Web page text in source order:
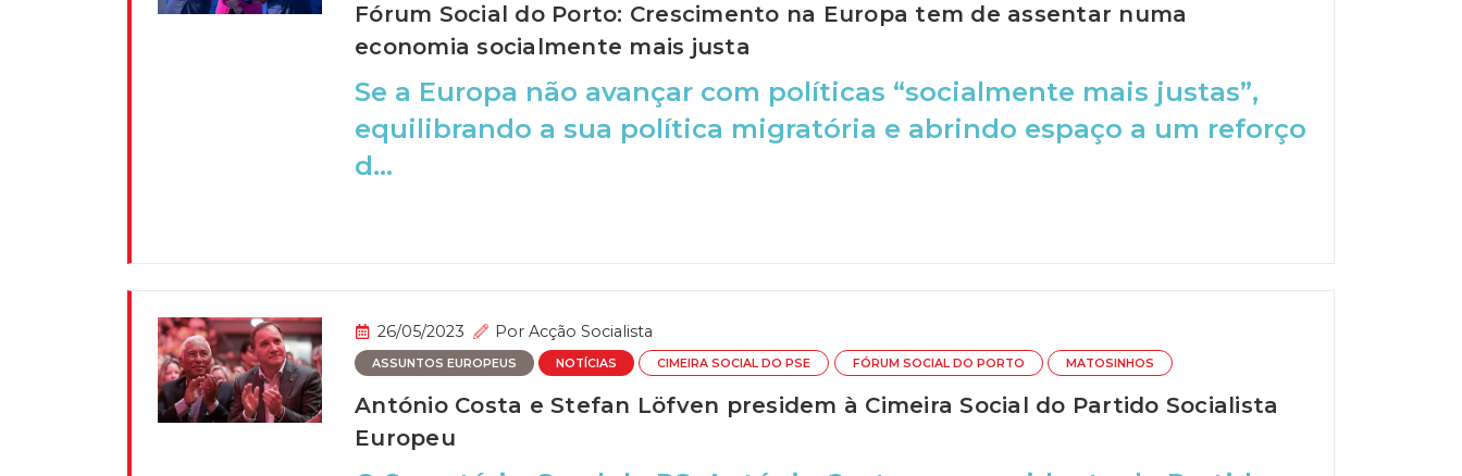
Fórum Social do Porto: Crescimento na Europa tem de assentar numa
economia socialmente mais justa
Se a Europa não avançar com políticas “socialmente mais justas”,
equilibrando a sua política migratória e abrindo espaço a um reforço
d...
26/05/2023 Por Acção Socialista
ASSUNTOS EUROPEUS NOTÍCIAS CIMEIRA SOCIAL DO PSE FÓRUM SOCIAL DO PORTO MATOSINHOS
António Costa e Stefan Löfven presidem à Cimeira Social do Partido Socialista
Europeu